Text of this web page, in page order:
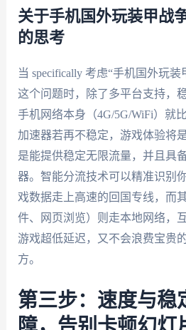
关于手机国外玩装甲战
的思考
当 specifically 考虑“手机国外玩
这个问题时，除了多平台支持，
手机网络本身（4G/5G/WiFi）就
加速器若再不稳定，游戏体验将
是能提供稳定无限流量，并且具
器。智能分流技术可以精准识别
戏数据走上高速的回国专线，而
件、网页浏览）则走本地网络，
游戏超低延迟，又不会浪费宝贵
方。
第三步：速度与稳